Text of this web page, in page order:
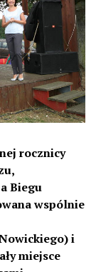
rocznicy
Biegu
wspólnie
i
miejsce